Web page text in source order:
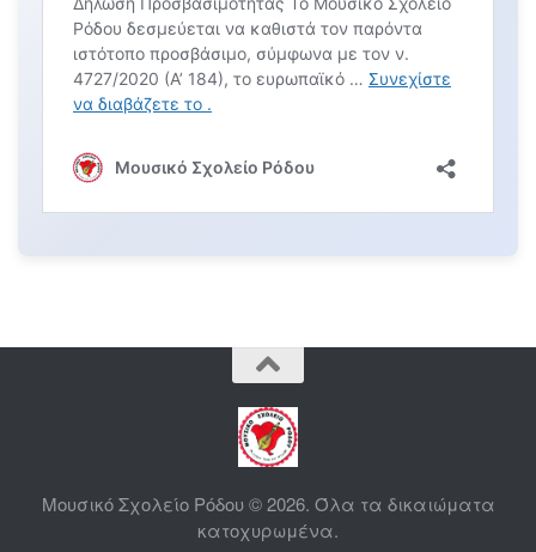
Μουσικό Σχολείο Ρόδου © 2026. Όλα τα δικαιώματα
κατοχυρωμένα.